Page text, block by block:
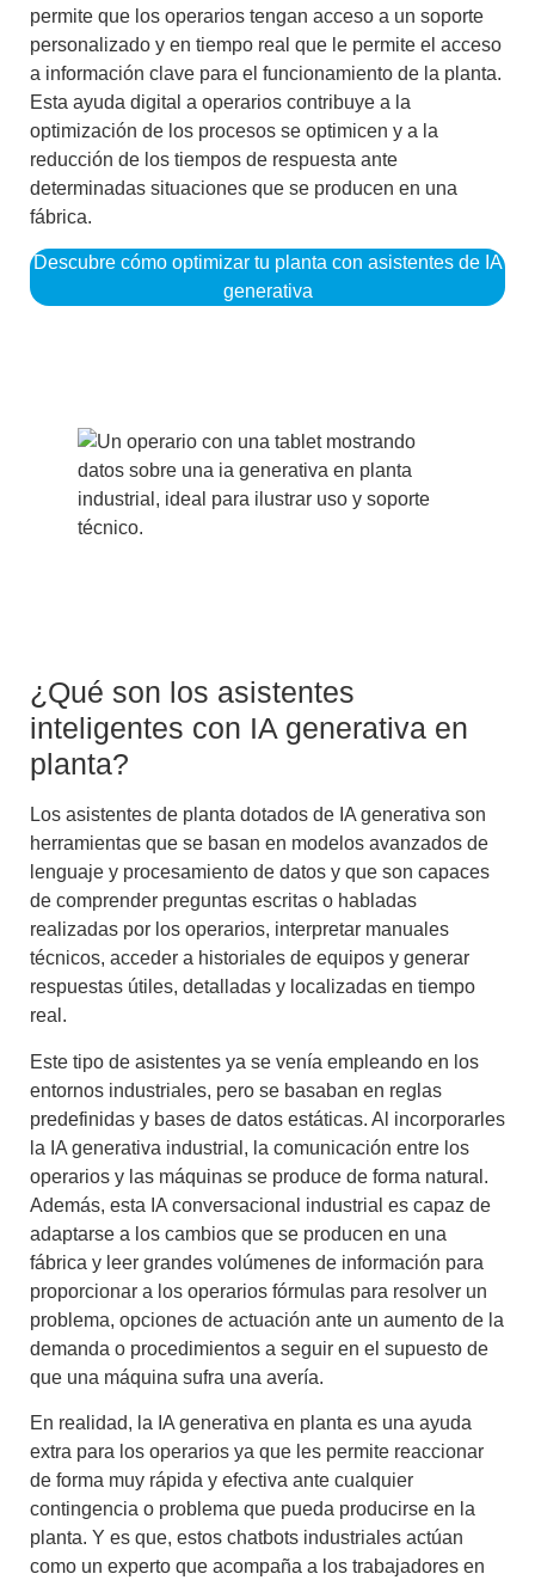
permite que los operarios tengan acceso a un soporte
personalizado y en tiempo real que le permite el acceso
a información clave para el funcionamiento de la planta.
Esta ayuda digital a operarios contribuye a la
optimización de los procesos se optimicen y a la
reducción de los tiempos de respuesta ante
determinadas situaciones que se producen en una
fábrica.
Descubre cómo optimizar tu planta con asistentes de IA
generativa
¿Qué son los asistentes
inteligentes con IA generativa en
planta?
Los asistentes de planta dotados de IA generativa son
herramientas que se basan en modelos avanzados de
lenguaje y procesamiento de datos y que son capaces
de comprender preguntas escritas o habladas
realizadas por los operarios, interpretar manuales
técnicos, acceder a historiales de equipos y generar
respuestas útiles, detalladas y localizadas en tiempo
real.
Este tipo de asistentes ya se venía empleando en los
entornos industriales, pero se basaban en reglas
predefinidas y bases de datos estáticas. Al incorporarles
la IA generativa industrial , la comunicación entre los
operarios y las máquinas se produce de forma natural.
Además, esta IA conversacional industrial es capaz de
adaptarse a los cambios que se producen en una
fábrica y leer grandes volúmenes de información para
proporcionar a los operarios fórmulas para resolver un
problema, opciones de actuación ante un aumento de la
demanda o procedimientos a seguir en el supuesto de
que una máquina sufra una avería.
En realidad, la IA generativa en planta es una ayuda
extra para los operarios ya que les permite reaccionar
de forma muy rápida y efectiva ante cualquier
contingencia o problema que pueda producirse en la
planta. Y es que, estos chatbots industriales actúan
como un experto que acompaña a los trabajadores en